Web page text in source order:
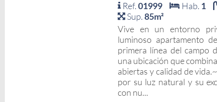
Ref.01999 Hab. 1
Sup.85m²
Vive en un entorno
luminoso apartamento
primera línea del campo
una ubicación que
abiertas y calidad de
por su luz natural y su
con nu...